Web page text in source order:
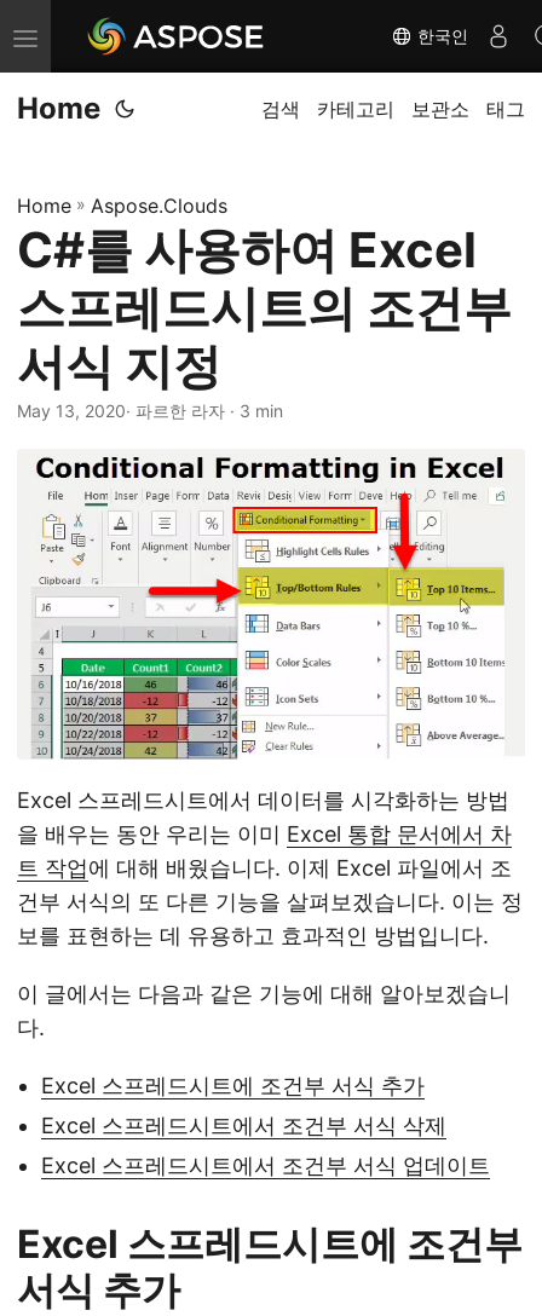
내
비
게
전
환
한국인
Home 검색 카테고리 보관소 태그
Home » Aspose.Clouds
C#를 사용하여 Excel
스프레드시트의 조건부
서식 지정
May 13, 2020· 파르한 라자 · 3 min
Excel 스프레드시트에서 데이터를 시각화하는 방법
을 배우는 동안 우리는 이미 Excel 통합 문서에서 차
트 작업에 대해 배웠습니다. 이제 Excel 파일에서 조
건부 서식의 또 다른 기능을 살펴보겠습니다. 이는 정
보를 표현하는 데 유용하고 효과적인 방법입니다.
이 글에서는 다음과 같은 기능에 대해 알아보겠습니
다.
Excel 스프레드시트에 조건부 서식 추가
Excel 스프레드시트에서 조건부 서식 삭제
Excel 스프레드시트에서 조건부 서식 업데이트
Excel 스프레드시트에 조건부
서식 추가